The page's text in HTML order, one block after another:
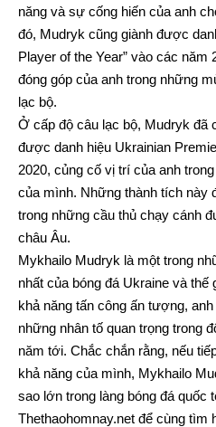
năng và sự cống hiến của anh
đó, Mudryk cũng giành được
Player of the Year” vào các năm
đóng góp của anh trong những
lạc bộ.
Ở cấp độ câu lạc bộ, Mudryk đã
được danh hiệu Ukrainian
2020, củng cố vị trí của anh
của mình. Những thành tích này
trong những cầu thủ chạy cánh
châu Âu.
Mykhailo Mudryk là một trong
nhất của bóng đá Ukraine và
khả năng tấn công ấn tượng,
những nhân tố quan trọng trong
năm tới. Chắc chắn rằng, nếu
khả năng của mình, Mykhailo
sao lớn trong làng bóng đá quốc
Thethaohomnay.net để cùng tìm